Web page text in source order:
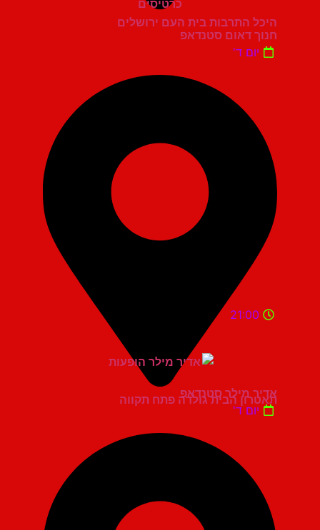
היכל התרבות בית העם ירושלים
חנוך דאום סטנדאפ
יום ד'
תאטרון הבית גולדה פתח תקווה
21:00
אדיר מילר סטנדאפ
יום ד'